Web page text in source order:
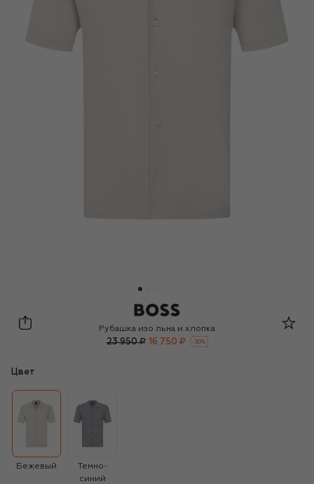
BOSS
Рубашка изо льна и хлопка
23 950 ₽ 16 750 ₽ -30%
Цвет
Бежевый
Темно-
синий